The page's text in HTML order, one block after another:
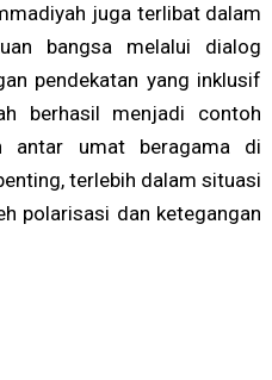
juga terlibat dalam
bangsa melalui dialog
pendekatan yang inklusif
berhasil menjadi contoh
antar umat beragama di
terlebih dalam situasi
polarisasi dan ketegangan